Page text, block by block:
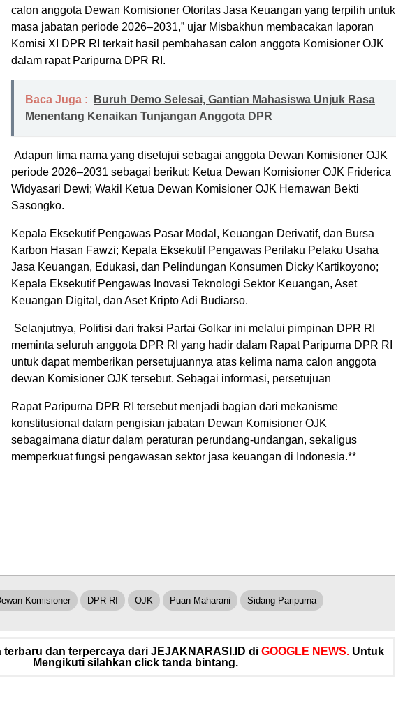
calon anggota Dewan Komisioner Otoritas Jasa Keuangan yang terpilih untuk
masa jabatan periode 2026–2031,” ujar Misbakhun membacakan laporan
Komisi XI DPR RI terkait hasil pembahasan calon anggota Komisioner OJK
dalam rapat Paripurna DPR RI.
Baca Juga :
Buruh Demo Selesai, Gantian Mahasiswa Unjuk Rasa
Menentang Kenaikan Tunjangan Anggota DPR
Adapun lima nama yang disetujui sebagai anggota Dewan Komisioner OJK
periode 2026–2031 sebagai berikut: Ketua Dewan Komisioner OJK Friderica
Widyasari Dewi; Wakil Ketua Dewan Komisioner OJK Hernawan Bekti
Sasongko.
Kepala Eksekutif Pengawas Pasar Modal, Keuangan Derivatif, dan Bursa
Karbon Hasan Fawzi; Kepala Eksekutif Pengawas Perilaku Pelaku Usaha
Jasa Keuangan, Edukasi, dan Pelindungan Konsumen Dicky Kartikoyono;
Kepala Eksekutif Pengawas Inovasi Teknologi Sektor Keuangan, Aset
Keuangan Digital, dan Aset Kripto Adi Budiarso.
Selanjutnya, Politisi dari fraksi Partai Golkar ini melalui pimpinan DPR RI
meminta seluruh anggota DPR RI yang hadir dalam Rapat Paripurna DPR RI
untuk dapat memberikan persetujuannya atas kelima nama calon anggota
dewan Komisioner OJK tersebut. Sebagai informasi, persetujuan
Rapat Paripurna DPR RI tersebut menjadi bagian dari mekanisme
konstitusional dalam pengisian jabatan Dewan Komisioner OJK
sebagaimana diatur dalam peraturan perundang-undangan, sekaligus
memperkuat fungsi pengawasan sektor jasa keuangan di Indonesia.**
Komisioner DPR RI OJK Puan Maharani Sidang Paripurna
terbaru dan terpercaya dari JEJAKNARASI.ID di GOOGLE NEWS. Untuk
Mengikuti silahkan click tanda bintang.